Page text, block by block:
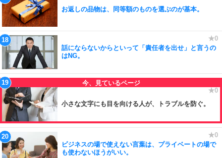
お返しの品物は、同等額のものを選ぶのが基本。
話にならないからといって「責任者を出せ」と言うの
はNG。
小さな文字にも目を向ける人が、トラブルを防ぐ。
ビジネスの場で使えない言葉は、プライベートの場で
も使わないほうがいい。